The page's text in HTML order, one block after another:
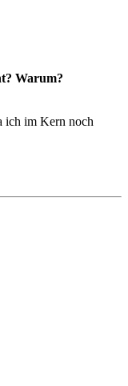
Warum?
ich im Kern noch